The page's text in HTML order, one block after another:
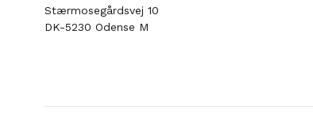
Stærmosegårdsvej 10
DK-5230 Odense M